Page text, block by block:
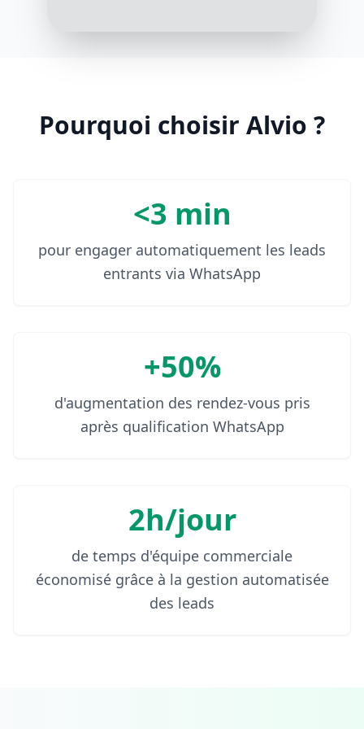
Pourquoi choisir Alvio ?
<3 min
pour engager automatiquement les leads
entrants via WhatsApp
+50%
d'augmentation des rendez-vous pris
après qualification WhatsApp
2h/jour
de temps d'équipe commerciale
économisé grâce à la gestion automatisée
des leads